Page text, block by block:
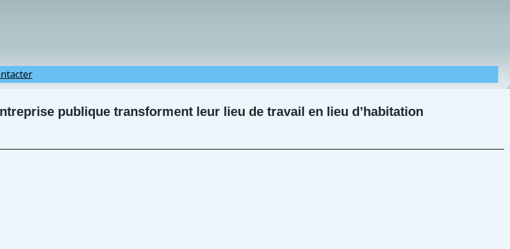
publique transforment leur lieu de travail en lieu d’habitation